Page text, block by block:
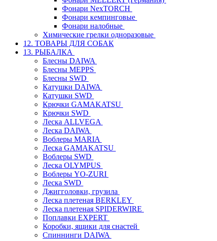
Фонари NexTORCH
Фонари кемпинговые
Фонари налобные
Химические грелки одноразовые
12. ТОВАРЫ ДЛЯ СОБАК
13. РЫБАЛКА
Блесны DAIWA
Блесны MEPPS
Блесны SWD
Катушки DAIWA
Катушки SWD
Крючки GAMAKATSU
Крючки SWD
Леска ALLVEGA
Леска DAIWA
Воблеры MARIA
Леска GAMAKATSU
Воблеры SWD
Леска OLYMPUS
Воблеры YO-ZURI
Леска SWD
Джигголовки, грузила
Леска плетеная BERKLEY
Леска плетеная SPIDERWIRE
Поплавки EXPERT
Коробки, ящики для снастей
Спиннинги DAIWA